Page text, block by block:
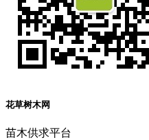
花草树木网
苗木供求平台